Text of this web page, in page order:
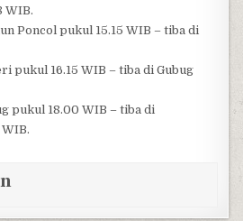
WIB.
Poncol pukul 15.15 WIB – tiba di
pukul 16.15 WIB – tiba di Gubug
pukul 18.00 WIB – tiba di